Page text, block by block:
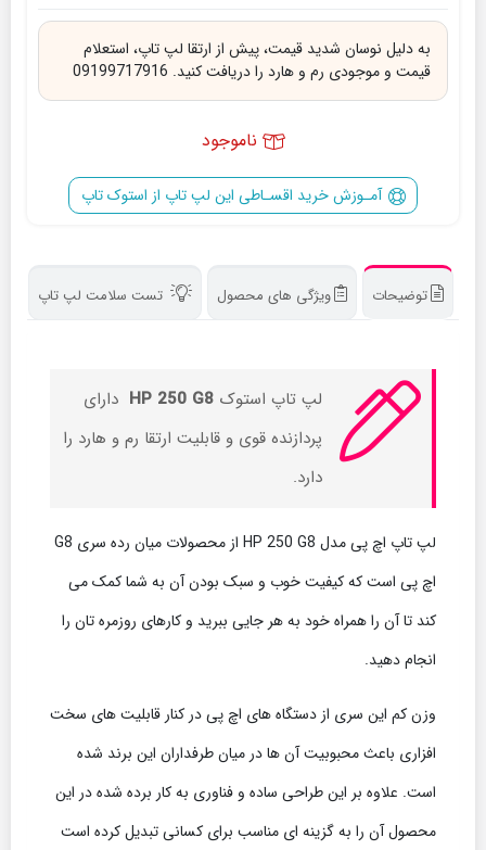
به دلیل نوسان شدید قیمت، پیش از ارتقا لپ تاپ، استعلام
قیمت و موجودی رم و هارد را دریافت کنید. 09199717916
ناموجود
آمـوزش خرید اقسـاطی این لپ تاپ از استوک تاپ
توضیحات ویژگی های محصول تست سلامت لپ تاپ
لپ تاپ استوک HP 250 G8 دارای
پردازنده قوی و قابلیت ارتقا رم و هارد را
دارد.
لپ تاپ اچ پی مدل HP 250 G8 از محصولات میان رده سری G8
اچ پی است که کیفیت خوب و سبک بودن آن به شما کمک می
کند تا آن را همراه خود به هر جایی ببرید و کارهای روزمره تان را
انجام دهید.
وزن کم این سری از دستگاه های اچ پی در کنار قابلیت های سخت
افزاری باعث محبوبیت آن ها در میان طرفداران این برند شده
است. علاوه بر این طراحی ساده و فناوری به کار برده شده در این
محصول آن را به گزینه ای مناسب برای کسانی تبدیل کرده است